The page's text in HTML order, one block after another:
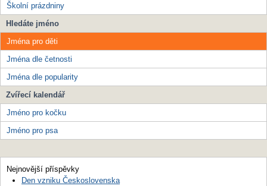
Školní prázdniny
Hledáte jméno
Jména pro děti
Jména dle četnosti
Jména dle popularity
Zvířecí kalendář
Jméno pro kočku
Jméno pro psa
Nejnovější příspěvky
Den vzniku Československa